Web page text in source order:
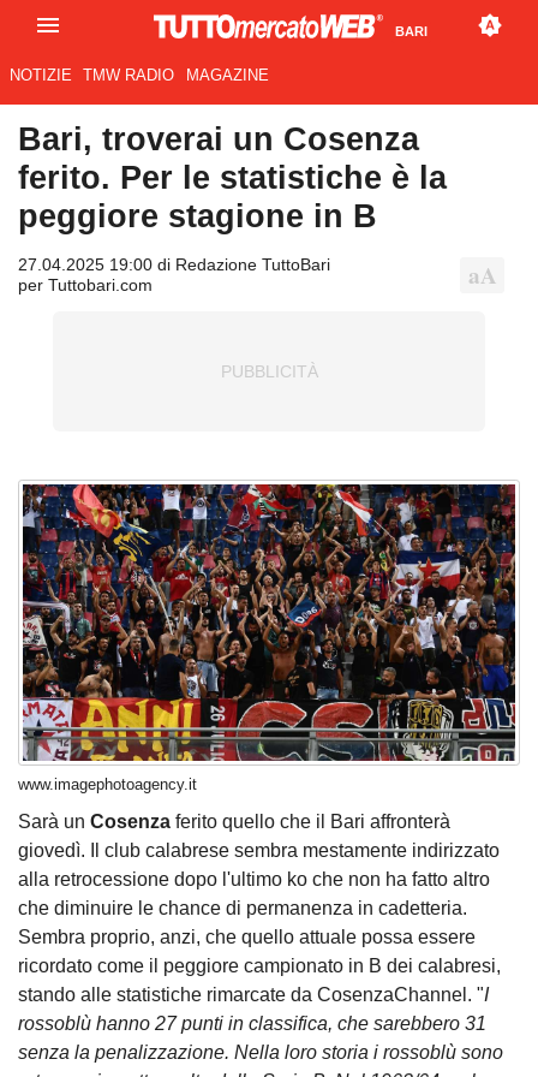
BARI
NOTIZIE TMW RADIO MAGAZINE
Bari, troverai un Cosenza
ferito. Per le statistiche è la
peggiore stagione in B
27.04.2025 19:00 di Redazione TuttoBari
per Tuttobari.com
www.imagephotoagency.it
Sarà un Cosenza ferito quello che il Bari affronterà
giovedì. Il club calabrese sembra mestamente indirizzato
alla retrocessione dopo l'ultimo ko che non ha fatto altro
che diminuire le chance di permanenza in cadetteria.
Sembra proprio, anzi, che quello attuale possa essere
ricordato come il peggiore campionato in B dei calabresi,
stando alle statistiche rimarcate da CosenzaChannel. "I
rossoblù hanno 27 punti in classifica, che sarebbero 31
senza la penalizzazione. Nella loro storia i rossoblù sono